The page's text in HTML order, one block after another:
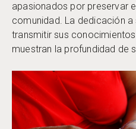
apasionados por preservar
comunidad. La dedicación
transmitir sus
muestran la profundidad de